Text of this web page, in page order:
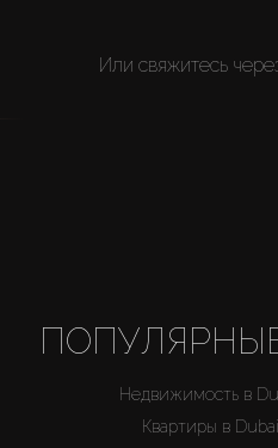
Или свяжитесь
Недвижимость в
Квартиры в